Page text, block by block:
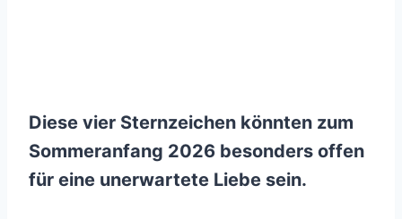
Diese vier Sternzeichen könnten zum
Sommeranfang 2026 besonders offen
für eine unerwartete Liebe sein.